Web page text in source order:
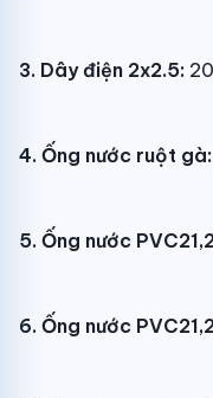
3. Dây điện 2x2.5:
4. Ống nước ruột gà:
5. Ống nước
6. Ống nước